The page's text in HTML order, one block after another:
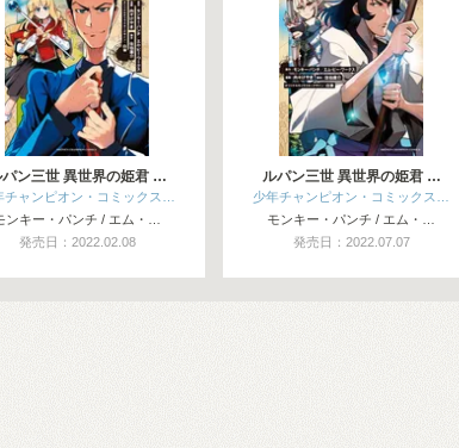
パン三世 異世界の姫君 …
チャンピオン・コミックス…
ンキー・パンチ / エム・…
発売日：2022.02.08
ルパン三世 異世界の姫君 …
少年チャンピオン・コミックス…
モンキー・パンチ / エム・…
発売日：2022.07.07